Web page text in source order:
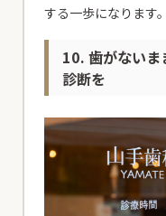
する一歩になります。
10. 歯がないま
診断を